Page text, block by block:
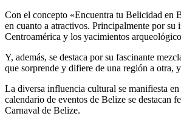
Con el concepto «Encuentra tu Belicidad en
en cuanto a atractivos. Principalmente por su
Centroamérica y los yacimientos
Y, además, se destaca por su fascinante
que sorprende y difiere de una región a otra,
La diversa influencia cultural se manifiesta
calendario de eventos de Belize se destacan
Carnaval de Belize.